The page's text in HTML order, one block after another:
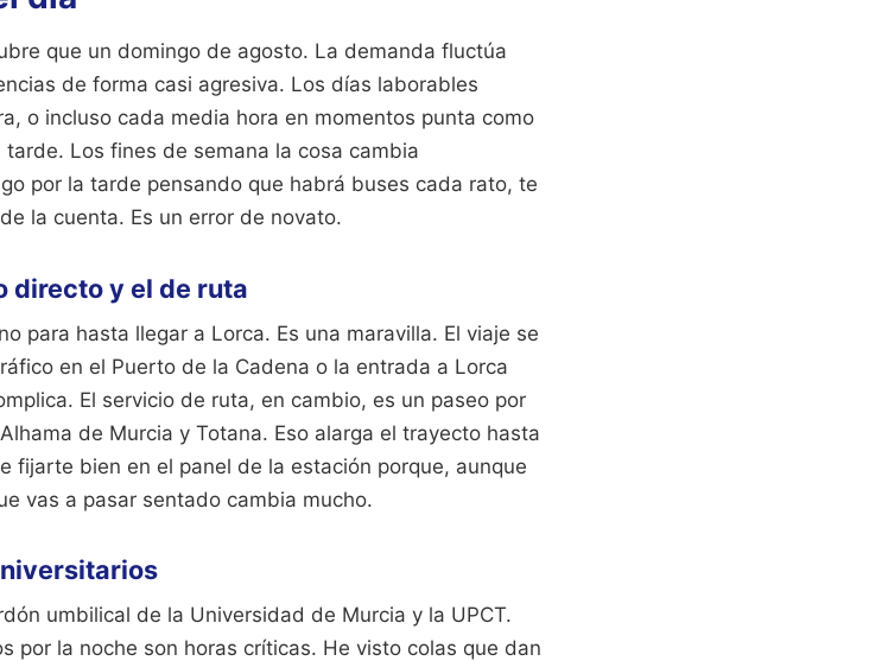
que un domingo de agosto. La demanda fluctúa
de forma casi agresiva. Los días laborables
o incluso cada media hora en momentos punta como
Los fines de semana la cosa cambia
por la tarde pensando que habrá buses cada rato, te
la cuenta. Es un error de novato.
directo y el de ruta
para hasta llegar a Lorca. Es una maravilla. El viaje se
en el Puerto de la Cadena o la entrada a Lorca
El servicio de ruta, en cambio, es un paseo por
de Murcia y Totana. Eso alarga el trayecto hasta
fijarte bien en el panel de la estación porque, aunque
vas a pasar sentado cambia mucho.
umbilical de la Universidad de Murcia y la UPCT.
por la noche son horas críticas. He visto colas que dan